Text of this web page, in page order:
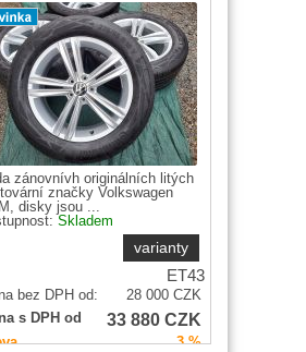
zánovnívh originálních litých
značky Volkswagen
disky jsou ...
Skladem
varianty
ET43
bez DPH od: 28 000 CZK
s DPH od
33 880 CZK
3 %